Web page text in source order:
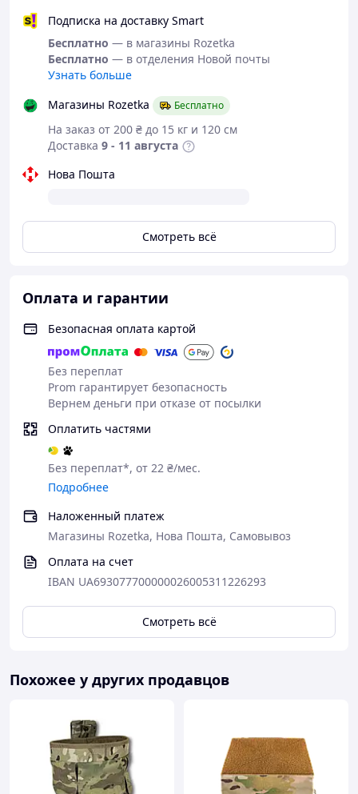
Подписка на доставку Smart
Бесплатно — в магазины Rozetka
Бесплатно — в отделения Новой почты
Узнать больше
Магазины Rozetka
Бесплатно
На заказ от 200 ₴ до 15 кг и 120 см
Доставка 9 - 11 августа
Нова Пошта
Смотреть всё
Оплата и гарантии
Безопасная оплата картой
Без переплат
Prom гарантирует безопасность
Вернем деньги при отказе от посылки
Оплатить частями
Без переплат*, от 22 ₴/мес.
Подробнее
Наложенный платеж
Магазины Rozetka, Нова Пошта, Самовывоз
Оплата на счет
IBAN UA693077700000026005311226293
Смотреть всё
Похожее у других продавцов